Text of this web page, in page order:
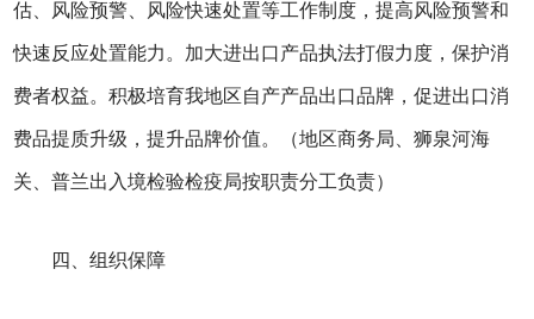
估、风险预警、风险快速处置等工作制度，提高风险预警和
快速反应处置能力。加大进出口产品执法打假力度，保护消
费者权益。积极培育我地区自产产品出口品牌，促进出口消
费品提质升级，提升品牌价值。（地区商务局、狮泉河海
关、普兰出入境检验检疫局按职责分工负责）
四、组织保障